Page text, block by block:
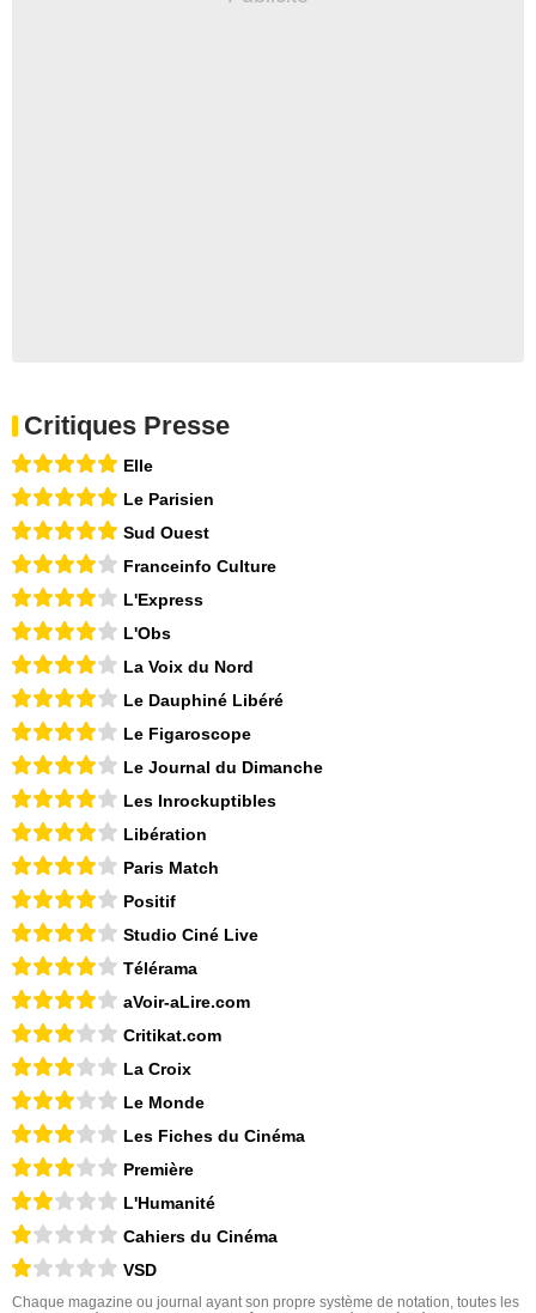
Critiques Presse
Elle
Le Parisien
Sud Ouest
Franceinfo Culture
L'Express
L'Obs
La Voix du Nord
Le Dauphiné Libéré
Le Figaroscope
Le Journal du Dimanche
Les Inrockuptibles
Libération
Paris Match
Positif
Studio Ciné Live
Télérama
aVoir-aLire.com
Critikat.com
La Croix
Le Monde
Les Fiches du Cinéma
Première
L'Humanité
Cahiers du Cinéma
VSD
Chaque magazine ou journal ayant son propre système de notation, toutes les